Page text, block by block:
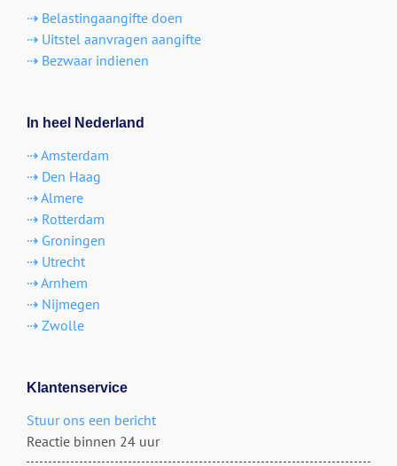
⇢ Belastingaangifte doen
⇢ Uitstel aanvragen aangifte
⇢ Bezwaar indienen
In heel Nederland
⇢ Amsterdam
⇢ Den Haag
⇢ Almere
⇢ Rotterdam
⇢ Groningen
⇢ Utrecht
⇢ Arnhem
⇢ Nijmegen
⇢ Zwolle
Klantenservice
Stuur ons een bericht
Reactie binnen 24 uur